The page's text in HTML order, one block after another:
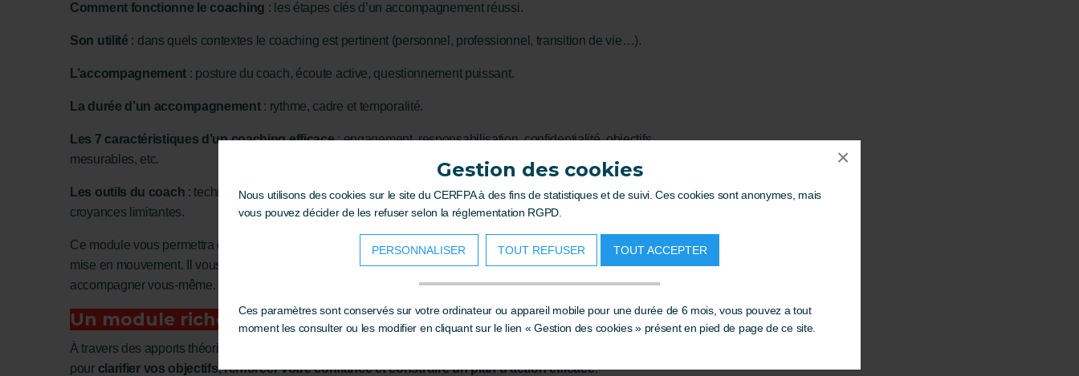
Gestion des cookies
Nous utilisons des cookies sur le site du CERFPA à des fins de statistiques et de suivi. Ces cookies sont anonymes, mais
vous pouvez décider de les refuser selon la réglementation RGPD.
PERSONNALISER TOUT REFUSER TOUT ACCEPTER
Ces paramètres sont conservés sur votre ordinateur ou appareil mobile pour une durée de 6 mois, vous pouvez a tout
moment les consulter ou les modifier en cliquant sur le lien « Gestion des cookies » présent en pied de page de ce site.
×
Comment fonctionne le coaching : les étapes clés d’un accompagnement réussi.
Son utilité : dans quels contextes le coaching est pertinent (personnel, professionnel, transition de vie…).
L’accompagnement : posture du coach, écoute active, questionnement puissant.
La durée d’un accompagnement: rythme, cadre et temporalité.
Les 7 caractéristiques d’un coaching efficace: engagement, responsabilisation, confidentialité, objectifs
mesurables, etc.
Les outils du coach : techniques de questionnement, recadrage, visualisation, plan d’action, gestion des
croyances limitantes.
Ce module vous permettra de comprendre comment le coaching favorise la prise de conscience, l’autonomie et la
mise en mouvement. Il vous donnera des bases solides pour accompagner les autres… ou pour vous
accompagner vous-même.
Un module riche et transformateur
À travers des apports théoriques clairs et des exemples concrets, vous découvrirez comment utiliser le coaching
pour clarifier vos objectifs, renforcer votre confiance et construire un plan d’action efficace.